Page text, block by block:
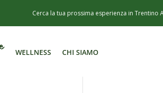
WELLNESS CHI SIAMO